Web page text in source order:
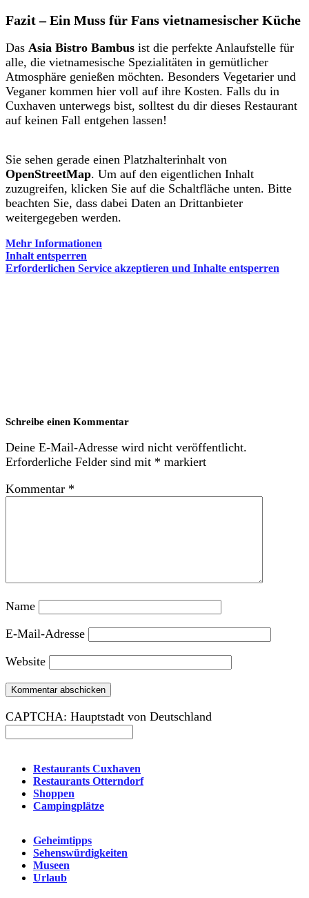
Fazit – Ein Muss für Fans vietnamesischer Küche
Das Asia Bistro Bambus ist die perfekte Anlaufstelle für
alle, die vietnamesische Spezialitäten in gemütlicher
Atmosphäre genießen möchten. Besonders Vegetarier und
Veganer kommen hier voll auf ihre Kosten. Falls du in
Cuxhaven unterwegs bist, solltest du dir dieses Restaurant
auf keinen Fall entgehen lassen!
Sie sehen gerade einen Platzhalterinhalt von
OpenStreetMap. Um auf den eigentlichen Inhalt
zuzugreifen, klicken Sie auf die Schaltfläche unten. Bitte
beachten Sie, dass dabei Daten an Drittanbieter
weitergegeben werden.
Mehr Informationen
Inhalt entsperren
Erforderlichen Service akzeptieren und Inhalte entsperren
Schreibe einen Kommentar
Deine E-Mail-Adresse wird nicht veröffentlicht.
Erforderliche Felder sind mit * markiert
Kommentar *
Name
E-Mail-Adresse
Website
CAPTCHA: Hauptstadt von Deutschland
Restaurants Cuxhaven
Restaurants Otterndorf
Shoppen
Campingplätze
Geheimtipps
Sehenswürdigkeiten
Museen
Urlaub